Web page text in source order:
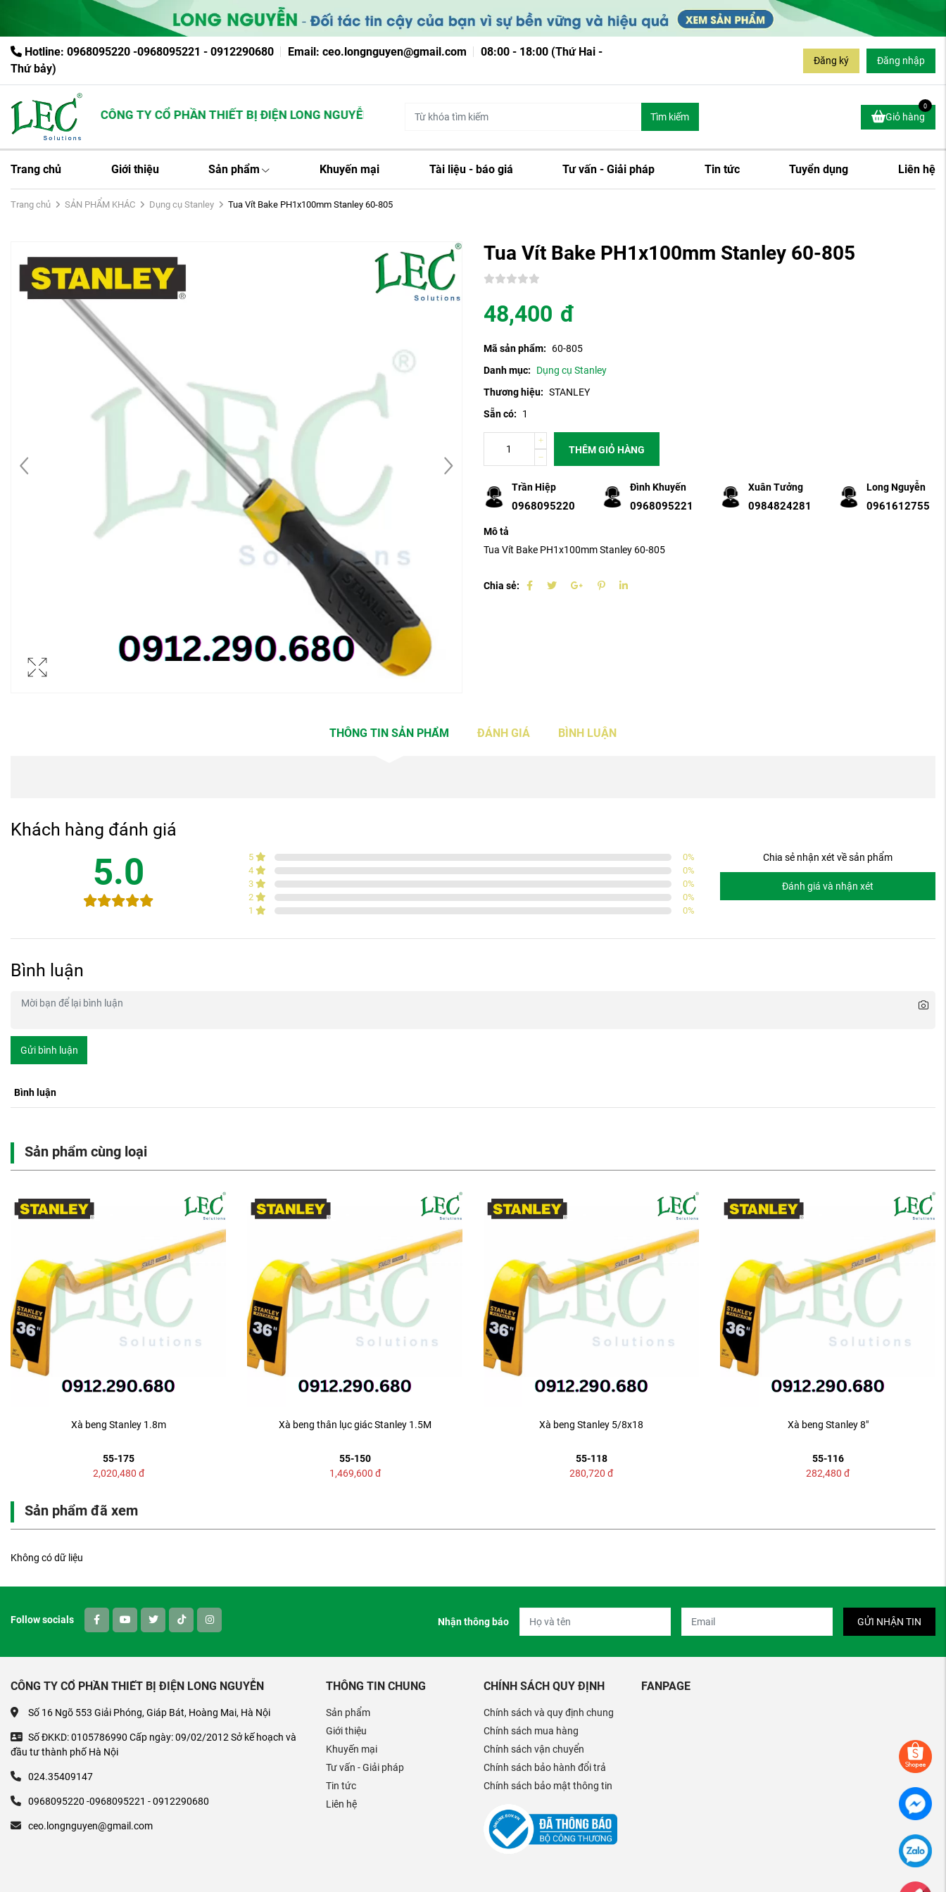
Hotline: 0968095220 -0968095221 - 0912290680 Email: ceo.longnguyen@gmail.com
08:00 - 18:00 (Thứ Hai -
Thứ bảy)
Đăng ký Đăng nhập
CÔNG TY CỔ PHẦN THIẾT BỊ ĐIỆN LONG NGUYỄN Tìm kiếm Giỏ hàng
0
Trang chủ Giới thiệu Sản phẩm Khuyến mại Tài liệu - báo giá Tư vấn - Giải pháp Tin tức Tuyển dụng Liên hệ
Trang chủ SẢN PHẨM KHÁC Dụng cụ Stanley Tua Vít Bake PH1x100mm Stanley 60-805
Tua Vít Bake PH1x100mm Stanley 60-805
48,400 đ
Mã sản phẩm:
60-805
Danh mục:
Dụng cụ Stanley
Thương hiệu: STANLEY
Sẵn có:
1
THÊM GIỎ HÀNG
Trần Hiệp
0968095220
Đình Khuyến
0968095221
Xuân Tưởng
0984824281
Long Nguyễn
0961612755
Mô tả
Tua Vít Bake PH1x100mm Stanley 60-805
Chia sẻ:
THÔNG TIN SẢN PHẨM ĐÁNH GIÁ BÌNH LUẬN
Khách hàng đánh giá
5.0 5 0%
4
0%
3
0%
2
0%
1
0%
Chia sẻ nhận xét về sản phẩm
Đánh giá và nhận xét
Bình luận
Gửi bình luận
Bình luận
Sản phẩm cùng loại
Xà beng Stanley 1.8m
55-175
2,020,480 đ
Xà beng thân lục giác Stanley 1.5M
55-150
1,469,600 đ
Xà beng Stanley 5/8x18
55-118
280,720 đ
Xà beng Stanley 8"
55-116
282,480 đ
Sản phẩm đã xem
Không có dữ liệu
Follow socials Nhận thông báo GỬI NHẬN TIN
CÔNG TY CỔ PHẦN THIẾT BỊ ĐIỆN LONG NGUYỄN
Số 16 Ngõ 553 Giải Phóng, Giáp Bát, Hoàng Mai, Hà Nội
Số ĐKKD: 0105786990 Cấp ngày: 09/02/2012 Sở kế hoạch và
đầu tư thành phố Hà Nội
024.35409147
0968095220 -0968095221 - 0912290680
ceo.longnguyen@gmail.com
THÔNG TIN CHUNG
Sản phẩm
Giới thiệu
Khuyến mại
Tư vấn - Giải pháp
Tin tức
Liên hệ
CHÍNH SÁCH QUY ĐỊNH
Chính sách và quy định chung
Chính sách mua hàng
Chính sách vận chuyển
Chính sách bảo hành đổi trả
Chính sách bảo mật thông tin
FANPAGE